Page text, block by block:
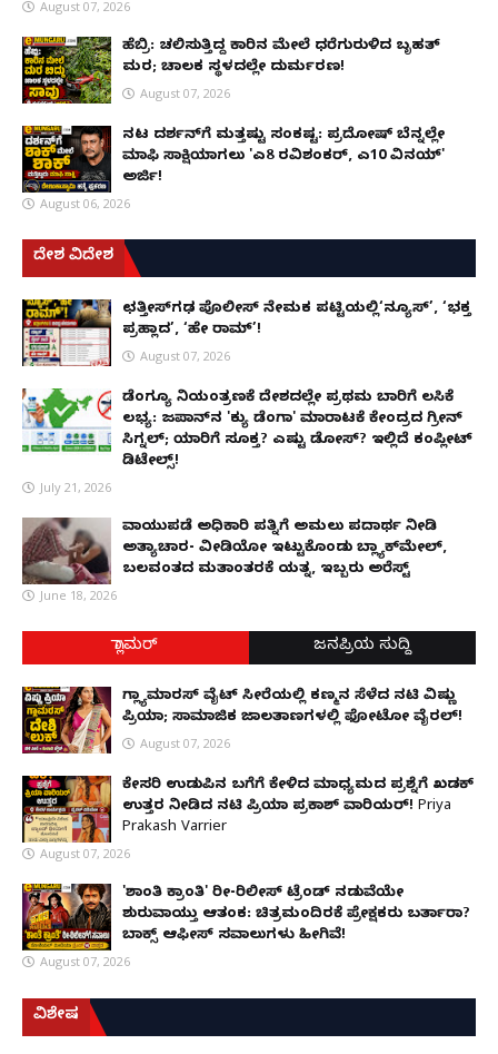
August 07, 2026
ಹೆಬ್ರಿ: ಚಲಿಸುತ್ತಿದ್ದ ಕಾರಿನ ಮೇಲೆ ಧರೆಗುರುಳಿದ ಬೃಹತ್
ಮರ; ಚಾಲಕ ಸ್ಥಳದಲ್ಲೇ ದುರ್ಮರಣ!
August 07, 2026
ನಟ ದರ್ಶನ್‌ಗೆ ಮತ್ತಷ್ಟು ಸಂಕಷ್ಟ: ಪ್ರದೋಷ್ ಬೆನ್ನಲ್ಲೇ
ಮಾಫಿ ಸಾಕ್ಷಿಯಾಗಲು 'ಎ8 ರವಿಶಂಕರ್, ಎ10 ವಿನಯ್'
ಅರ್ಜಿ!
August 06, 2026
ದೇಶ ವಿದೇಶ
ಛತ್ತೀಸ್‌ಗಢ ಪೊಲೀಸ್ ನೇಮಕ ಪಟ್ಟಿಯಲ್ಲಿ‘ನ್ಯೂಸ್’, ‘ಭಕ್ತ
ಪ್ರಹ್ಲಾದ’, ‘ಹೇ ರಾಮ್’!
August 07, 2026
ಡೆಂಗ್ಯೂ ನಿಯಂತ್ರಣಕ್ಕೆ ದೇಶದಲ್ಲೇ ಪ್ರಥಮ ಬಾರಿಗೆ ಲಸಿಕೆ
ಲಭ್ಯ: ಜಪಾನ್‌ನ 'ಕ್ಯು ಡೆಂಗಾ' ಮಾರಾಟಕ್ಕೆ ಕೇಂದ್ರದ ಗ್ರೀನ್
ಸಿಗ್ನಲ್; ಯಾರಿಗೆ ಸೂಕ್ತ? ಎಷ್ಟು ಡೋಸ್? ಇಲ್ಲಿದೆ ಕಂಪ್ಲೀಟ್
ಡಿಟೇಲ್ಸ್!
July 21, 2026
ವಾಯುಪಡೆ ಅಧಿಕಾರಿ ಪತ್ನಿಗೆ ಅಮಲು ಪದಾರ್ಥ ನೀಡಿ
ಅತ್ಯಾಚಾರ- ವೀಡಿಯೋ ಇಟ್ಟುಕೊಂಡು ಬ್ಲ್ಯಾಕ್‌ಮೇಲ್,
ಬಲವಂತದ ಮತಾಂತರಕ್ಕೆ ಯತ್ನ, ಇಬ್ಬರು ಅರೆಸ್ಟ್
June 18, 2026
ಗ್ಲಾಮರ್ ಜನಪ್ರಿಯ ಸುದ್ದಿ
ಗ್ಲ್ಯಾಮಾರಸ್ ವೈಟ್‌ ಸೀರೆಯಲ್ಲಿ ಕಣ್ಮನ ಸೆಳೆದ ನಟಿ ವಿಷ್ಣು
ಪ್ರಿಯಾ; ಸಾಮಾಜಿಕ ಜಾಲತಾಣಗಳಲ್ಲಿ ಫೋಟೋ ವೈರಲ್!
August 07, 2026
ಕೇಸರಿ ಉಡುಪಿನ ಬಗೆಗೆ ಕೇಳಿದ ಮಾಧ್ಯಮದ ಪ್ರಶ್ನೆಗೆ ಖಡಕ್
ಉತ್ತರ ನೀಡಿದ ನಟಿ ಪ್ರಿಯಾ ಪ್ರಕಾಶ್ ವಾರಿಯರ್! Priya
Prakash Varrier
August 07, 2026
'ಶಾಂತಿ ಕ್ರಾಂತಿ' ರೀ-ರಿಲೀಸ್ ಟ್ರೆಂಡ್ ನಡುವೆಯೇ
ಶುರುವಾಯ್ತು ಆತಂಕ: ಚಿತ್ರಮಂದಿರಕ್ಕೆ ಪ್ರೇಕ್ಷಕರು ಬರ್ತಾರಾ?
ಬಾಕ್ಸ್ ಆಫೀಸ್ ಸವಾಲುಗಳು ಹೀಗಿವೆ!
August 07, 2026
ವಿಶೇಷ